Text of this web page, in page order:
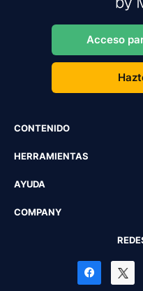
Acceso
CONTENIDO
HERRAMIENTAS
AYUDA
COMPANY